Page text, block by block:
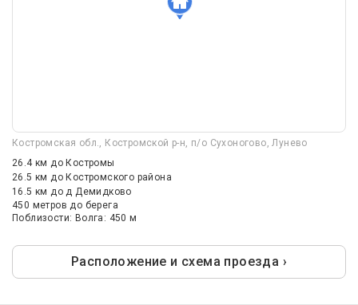
Костромская обл., Костромской р-н, п/о Сухоногово, Лунево
26.4 кмдо Костромы
26.5 кмдо Костромского района
16.5 кмдо д Демидково
450 метров до берега
Поблизости: Волга: 450 м
Расположение и схема проезда ›